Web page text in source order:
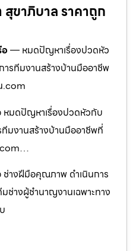
สุขาภิบาล ราคาถูก
— หมดปัญหาเรื่องปวดหัว
ารทีมงานสร้างบ้านมืออาชีพ
.com
หมดปัญหาเรื่องปวดหัวกับ
ทีมงานสร้างบ้านมืออาชีพที่
.com…
ช่างฝีมือคุณภาพ ดำเนินการ
ช่างผู้ชำนาญงานเฉพาะทาง